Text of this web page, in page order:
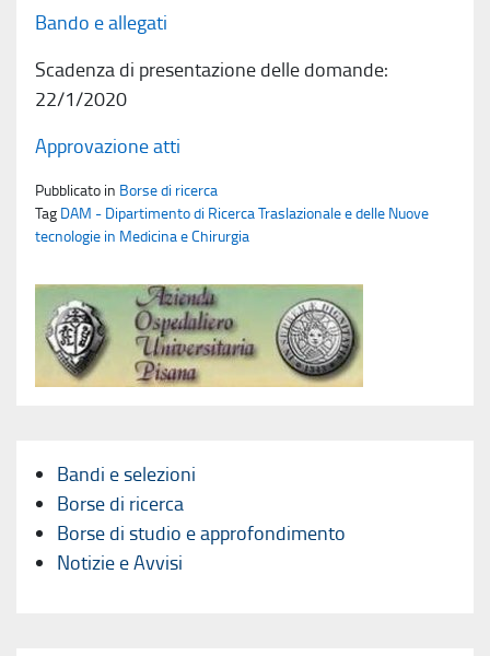
Bando e allegati
Scadenza di presentazione delle domande:
22/1/2020
Approvazione atti
Pubblicato in Borse di ricerca
Tag DAM - Dipartimento di Ricerca Traslazionale e delle Nuove
tecnologie in Medicina e Chirurgia
Bandi e selezioni
Borse di ricerca
Borse di studio e approfondimento
Notizie e Avvisi